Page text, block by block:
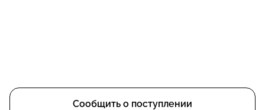
Сообщить о поступлении